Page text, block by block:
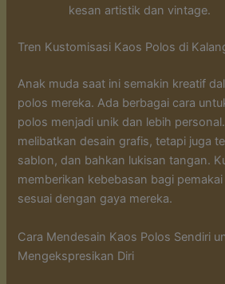
kesan artistik dan vintage.
Tren Kustomisasi Kaos Polos di
Anak muda saat ini semakin kreatif
polos mereka. Ada berbagai cara
polos menjadi unik dan lebih
melibatkan desain grafis, tetapi juga
sablon, dan bahkan lukisan tangan.
memberikan kebebasan bagi
sesuai dengan gaya mereka.
Cara Mendesain Kaos Polos Sendiri
Mengekspresikan Diri